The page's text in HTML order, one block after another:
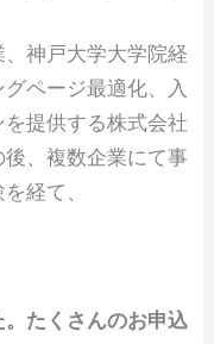
神戸大学大学院経
ページ最適化、入
提供する株式会社
、複数企業にて事
経て、
たくさんのお申込